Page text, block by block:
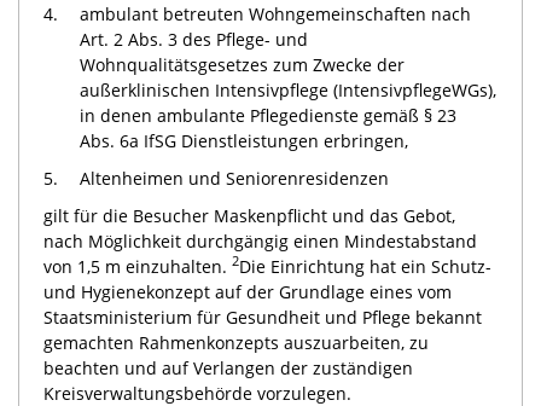
4.
ambulant betreuten Wohngemeinschaften nach
Art. 2 Abs. 3 des Pflege- und
Wohnqualitätsgesetzes zum Zwecke der
außerklinischen Intensivpflege (IntensivpflegeWGs),
in denen ambulante Pflegedienste gemäß § 23
Abs. 6a IfSG Dienstleistungen erbringen,
5.
Altenheimen und Seniorenresidenzen
gilt für die Besucher Maskenpflicht und das Gebot,
nach Möglichkeit durchgängig einen Mindestabstand
von 1,5 m einzuhalten. 2Die Einrichtung hat ein Schutz-
und Hygienekonzept auf der Grundlage eines vom
Staatsministerium für Gesundheit und Pflege bekannt
gemachten Rahmenkonzepts auszuarbeiten, zu
beachten und auf Verlangen der zuständigen
Kreisverwaltungsbehörde vorzulegen.